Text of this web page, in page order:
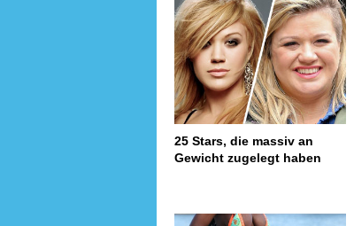
25 Stars, die massiv an
Gewicht zugelegt haben